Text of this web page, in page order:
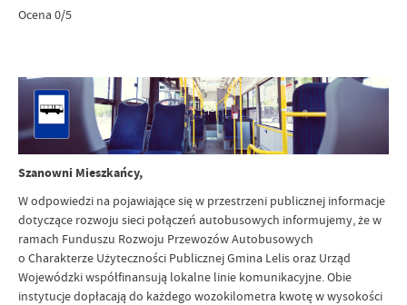
Ocena 0/5
Szanowni Mieszkańcy,
W odpowiedzi na pojawiające się w przestrzeni publicznej informacje
dotyczące rozwoju sieci połączeń autobusowych informujemy, że w
ramach Funduszu Rozwoju Przewozów Autobusowych
o Charakterze Użyteczności Publicznej Gmina Lelis oraz Urząd
Wojewódzki współfinansują lokalne linie komunikacyjne. Obie
instytucje dopłacają do każdego wozokilometra kwotę w wysokości